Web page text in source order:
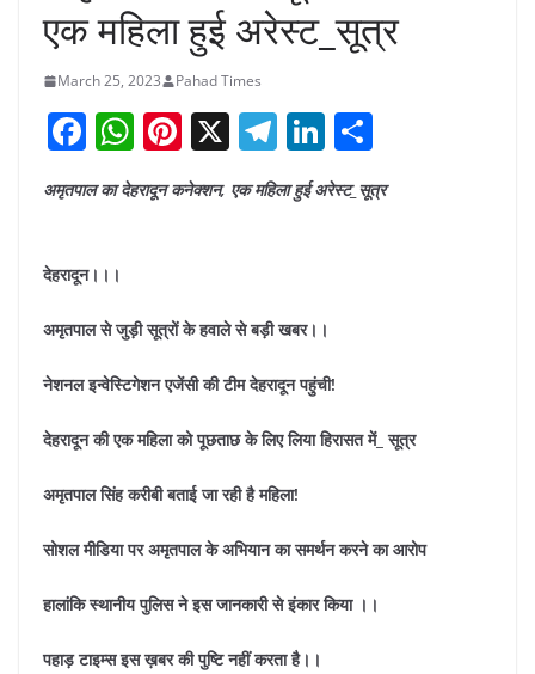
एक महिला हुई अरेस्ट_सूत्र
March 25, 2023 Pahad Times
F
c
b
o
k
W
at
p
Pi
nt
er
X T
e
m
Li
n
k
n
ar
अमृतपाल का देहरादून कनेक्शन, एक महिला हुई अरेस्ट_सूत्र
देहरादून।।।
अमृतपाल से जुड़ी सूत्रों के हवाले से बड़ी खबर।।
नेशनल इन्वेस्टिगेशन एजेंसी की टीम देहरादून पहुंची!
देहरादून की एक महिला को पूछताछ के लिए लिया हिरासत में_ सूत्र
अमृतपाल सिंह करीबी बताई जा रही है महिला!
सोशल मीडिया पर अमृतपाल के अभियान का समर्थन करने का आरोप
हालांकि स्थानीय पुलिस ने इस जानकारी से इंकार किया ।।
पहाड़ टाइम्स इस ख़बर की पुष्टि नहीं करता है।।